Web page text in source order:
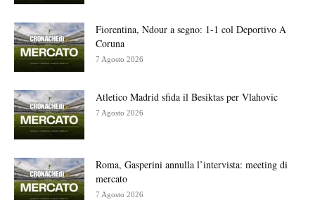
Fiorentina, Ndour a segno: 1-1 col Deportivo A
Coruna
7 Agosto 2026
Atletico Madrid sfida il Besiktas per Vlahovic
7 Agosto 2026
Roma, Gasperini annulla l’intervista: meeting di
mercato
7 Agosto 2026